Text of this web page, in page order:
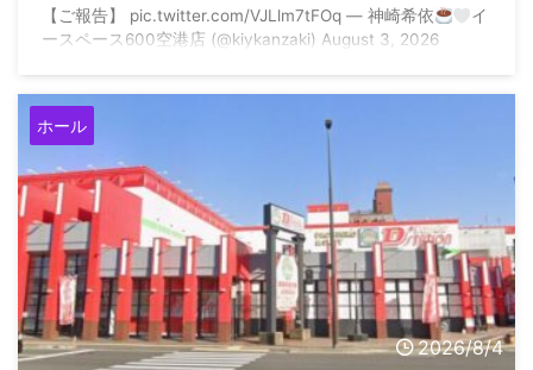
一緒に土下座へ
【ご報告】 pic.twitter.com/VJLlm7tFOq — 神崎希依
イ
ースペース600空港店 (@kiykanzaki) August 3, 2026
ホール
2026/8/4